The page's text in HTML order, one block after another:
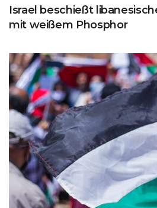
Israel beschießt
mit weißem Phosphor